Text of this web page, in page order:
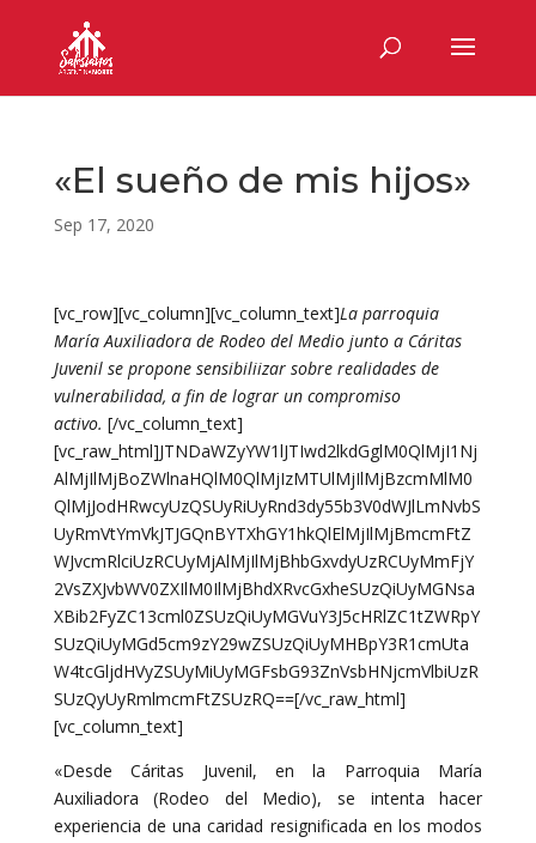
«El sueño de mis hijos»
Sep 17, 2020
[vc_row][vc_column][vc_column_text]La parroquia
María Auxiliadora de Rodeo del Medio junto a Cáritas
Juvenil se propone sensibiliizar sobre realidades de
vulnerabilidad, a fin de lograr un compromiso
activo. [/vc_column_text]
[vc_raw_html]JTNDaWZyYW1lJTIwd2lkdGglM0QlMjI1Nj
AlMjIlMjBoZWlnaHQlM0QlMjIzMTUlMjIlMjBzcmMlM0
QlMjJodHRwcyUzQSUyRiUyRnd3dy55b3V0dWJlLmNvbS
UyRmVtYmVkJTJGQnBYTXhGY1hkQlElMjIlMjBmcmFtZ
WJvcmRlciUzRCUyMjAlMjIlMjBhbGxvdyUzRCUyMmFjY
2VsZXJvbWV0ZXIlM0IlMjBhdXRvcGxheSUzQiUyMGNsa
XBib2FyZC13cml0ZSUzQiUyMGVuY3J5cHRlZC1tZWRpY
SUzQiUyMGd5cm9zY29wZSUzQiUyMHBpY3R1cmUta
W4tcGljdHVyZSUyMiUyMGFsbG93ZnVsbHNjcmVlbiUzR
SUzQyUyRmlmcmFtZSUzRQ==[/vc_raw_html]
[vc_column_text]
«Desde Cáritas Juvenil, en la Parroquia María
Auxiliadora (Rodeo del Medio), se intenta hacer
experiencia de una caridad resignificada en los modos